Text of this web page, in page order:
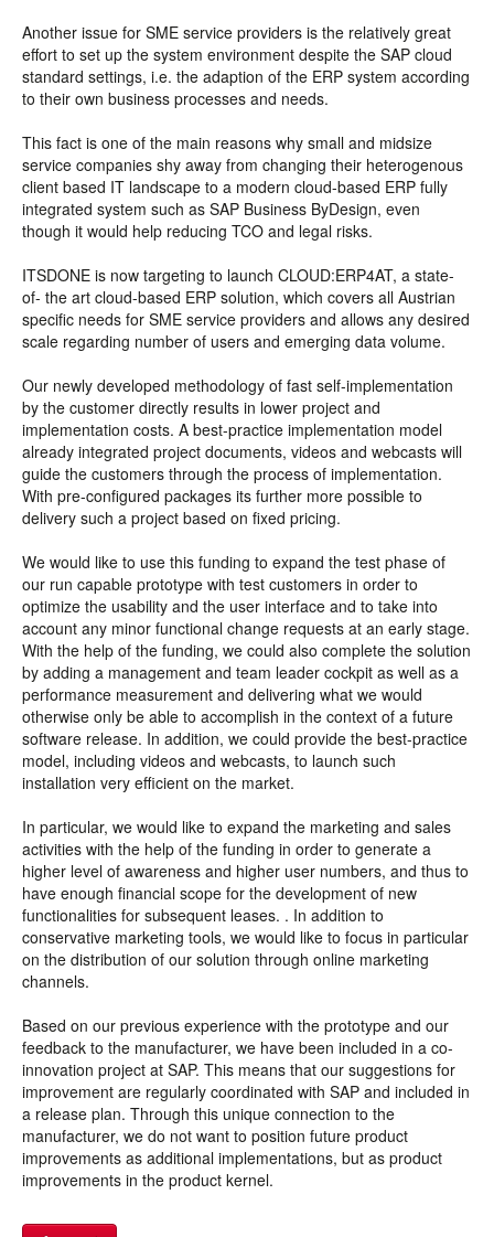
Another issue for SME service providers is the relatively great
effort to set up the system environment despite the SAP cloud
standard settings, i.e. the adaption of the ERP system according
to their own business processes and needs.
This fact is one of the main reasons why small and midsize
service companies shy away from changing their heterogenous
client based IT landscape to a modern cloud-based ERP fully
integrated system such as SAP Business ByDesign, even
though it would help reducing TCO and legal risks.
ITSDONE is now targeting to launch CLOUD:ERP4AT, a state-
of- the art cloud-based ERP solution, which covers all Austrian
specific needs for SME service providers and allows any desired
scale regarding number of users and emerging data volume.
Our newly developed methodology of fast self-implementation
by the customer directly results in lower project and
implementation costs. A best-practice implementation model
already integrated project documents, videos and webcasts will
guide the customers through the process of implementation.
With pre-configured packages its further more possible to
delivery such a project based on fixed pricing.
We would like to use this funding to expand the test phase of
our run capable prototype with test customers in order to
optimize the usability and the user interface and to take into
account any minor functional change requests at an early stage.
With the help of the funding, we could also complete the solution
by adding a management and team leader cockpit as well as a
performance measurement and delivering what we would
otherwise only be able to accomplish in the context of a future
software release. In addition, we could provide the best-practice
model, including videos and webcasts, to launch such
installation very efficient on the market.
In particular, we would like to expand the marketing and sales
activities with the help of the funding in order to generate a
higher level of awareness and higher user numbers, and thus to
have enough financial scope for the development of new
functionalities for subsequent leases. . In addition to
conservative marketing tools, we would like to focus in particular
on the distribution of our solution through online marketing
channels.
Based on our previous experience with the prototype and our
feedback to the manufacturer, we have been included in a co-
innovation project at SAP. This means that our suggestions for
improvement are regularly coordinated with SAP and included in
a release plan. Through this unique connection to the
manufacturer, we do not want to position future product
improvements as additional implementations, but as product
improvements in the product kernel.